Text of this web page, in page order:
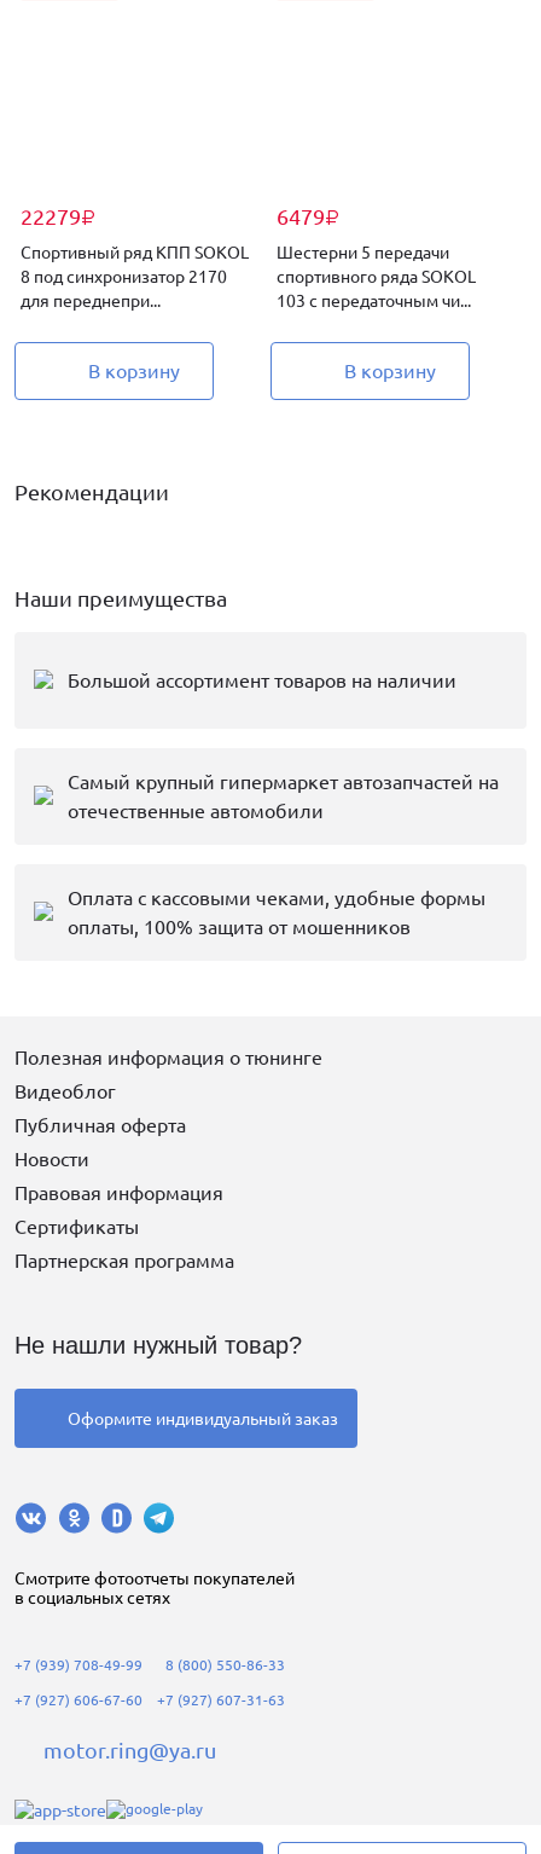
22279₽
Спортивный ряд КПП SOKOL
8 под синхронизатор 2170
для переднепри...
В корзину
6479₽
Шестерни 5 передачи
спортивного ряда SOKOL
103 с передаточным чи...
В корзину
Рекомендации
Наши преимущества
Большой ассортимент товаров на наличии
Самый крупный гипермаркет автозапчастей на
отечественные автомобили
Оплата с кассовыми чеками, удобные формы
оплаты, 100% защита от мошенников
Полезная информация о тюнинге
Видеоблог
Публичная оферта
Новости
Правовая информация
Сертификаты
Партнерская программа
Не нашли нужный товар?
Оформите индивидуальный заказ
Cмотрите фотоотчеты покупателей
в социальных сетях
+7 (939) 708-49-99
+7 (927) 606-67-60
8 (800) 550-86-33
+7 (927) 607-31-63
motor.ring@ya.ru